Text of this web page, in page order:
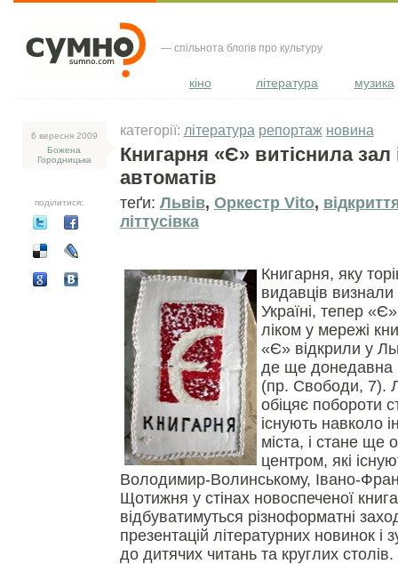
— спільнота блогів про культуру
кіно література музика
6 вересня 2009
Божена
Городницька
поділитися:
категорії: література репортаж новина
Книгарня «Є» витіснила зал
автоматів
теґи: Львів, Оркестр Vito,
літтусівка
Книгарня, яку
видавців
Україні, тепер
ліком у мережі
«Є» відкрили у
де ще донедавна
(пр. Свободи, 7).
обіцяє побороти
існують навколо
міста, і стане ще
центром, які
Володимир-Волинському, Івано-
Щотижня у стінах новоспеченої
відбуватимуться різноформатні
презентацій літературних новинок і
до дитячих читань та круглих столів.